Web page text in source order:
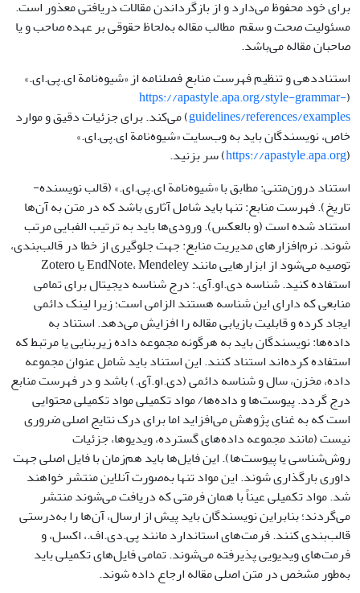
برای خود محفوظ می‌دارد و از بازگرداندن مقالات دریافتی معذور است.
مسئولیت صحت و سقم مطالب مقاله به‌لحاظ حقوقی بر عهده صاحب و یا
صاحبان مقاله می‌باشد.
استناددهی و تنظیم فهرست منابع فصلنامه از «شیوه‌نامة ای.پی.ای.»
(
https://apastyle.apa.org/style-grammar-
guidelines/references/examples) می‌کند. برای جزئیات دقیق و موارد
خاص، نویسندگان باید به وب‌سایت «شیوه‌نامة ای.پی.ای.»
(
https://apastyle.apa.org) سر بزنید.
استناد درون‌متنی: مطابق با «شیوه‌نامة ای.پی.ای.» (قالب نویسنده-
تاریخ). فهرست منابع: تنها باید شامل آثاری باشد که در متن به آن‌ها
استناد شده است (و بالعکس). ورودی‌ها باید به ترتیب الفبایی مرتب
شوند. نرم‌افزارهای مدیریت منابع: جهت جلوگیری از خطا در قالب‌بندی،
توصیه می‌شود از ابزارهایی مانند EndNote، Mendeley یا Zotero
استفاده کنید. شناسه دی.او.آی.: درج شناسه دیجیتال برای تمامی
منابعی که دارای این شناسه هستند الزامی است؛ زیرا لینک دائمی
ایجاد کرده و قابلیت بازیابی مقاله را افزایش می‌دهد. استناد به
داده‌ها: نویسندگان باید به هرگونه مجموعه داده زیربنایی یا مرتبط که
استفاده کرده‌اند استناد کنند. این استناد باید شامل عنوان مجموعه
داده، مخزن، سال و شناسه دائمی (دی.او.آی.) باشد و در فهرست منابع
درج گردد. پیوست‌ها و داده‌ها/ مواد تکمیلی مواد تکمیلی محتوایی
است که به غنای پژوهش می‌افزاید اما برای درک نتایج اصلی ضروری
نیست (مانند مجموعه‌ داده‌های گسترده، ویدیوها، جزئیات
روش‌شناسی یا پیوست‌ها). این فایل‌ها باید هم‌زمان با فایل اصلی جهت
داوری بارگذاری شوند. این مواد تنها به‌صورت آنلاین منتشر خواهند
شد. مواد تکمیلی عیناً با همان فرمتی که دریافت می‌شوند منتشر
می‌گردند؛ بنابراین نویسندگان باید پیش از ارسال، آن‌ها را به‌درستی
قالب‌بندی کنند. فرمت‌های استاندارد مانند پی.دی.اف.، اکسل، و
فرمت‌های ویدیویی پذیرفته می‌شوند. تمامی فایل‌های تکمیلی باید
به‌طور مشخص در متن اصلی مقاله ارجاع داده شوند.